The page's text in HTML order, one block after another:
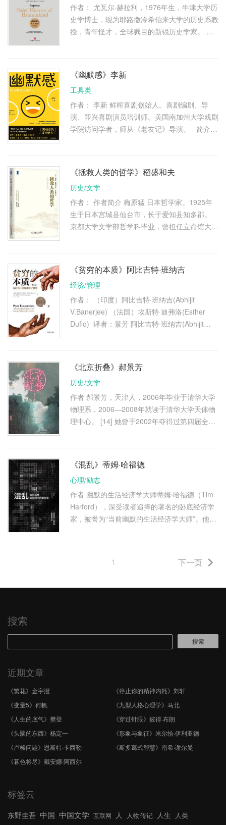
作者： 尤瓦尔·赫拉利，1976年生，牛津大学历
史学博士，现为耶路撒冷希伯来大学的历史系教
授，青年怪才，全球瞩目的新锐历史学家。 他
《幽默感》李新
工具类
作者： 李新 鲜榨喜剧创始人。喜剧编剧、导
演、即兴喜剧演员培训师。美国南加州大学戏剧
学院访问学者，师从《老友记》导演。 简介：
《拯救人类的哲学》稻盛和夫
历史/文学
作者： 作者简介 梅原猛 日本哲学家。1925年
生于日本宫城县仙台市，长于爱知县知多郡。
京都大学文学部哲学科毕业，曾担任立命馆大学
《贫穷的本质》阿比吉特·班纳吉
经济/管理
作者： （印度）阿比吉特·班纳吉(Abhijit
V.Banerjee) （法国）埃斯特·迪弗洛(Esther
Duflo) 译者：景芳 阿比吉特·班纳吉(Abhijit
《北京折叠》郝景芳
历史/文学
作者 郝景芳，天津人，2006年毕业于清华大学
物理系，2006—2008年就读于清华大学天体物
理中心。 [14] 她曾于2002年夺得过第四届全国
《混乱》蒂姆·哈福德
心理/励志
作者 幽默的生活经济学大师蒂姆·哈福德（Tim
Harford），深受读者追捧的著名的卧底经济学
家，被誉为“当前幽默的生活经济学大师”。他主
章
页
1 下一页
搜索
搜索
近期文章
《繁花》金宇澄
《停止你的精神内耗》刘轩
《变量5》何帆
《九型人格心理学》马北
《人生的底气》樊登
《穿过针眼》彼得·布朗
《头脑的东西》杨定一
《形象与象征》米尔恰·伊利亚德
《卢梭问题》恩斯特·卡西勒
《斯多葛式智慧》南希·谢尔曼
《暮色将尽》戴安娜·阿西尔
标签云
东野圭吾 中国 中国文学 互联网 人 人物传记 人生 人类